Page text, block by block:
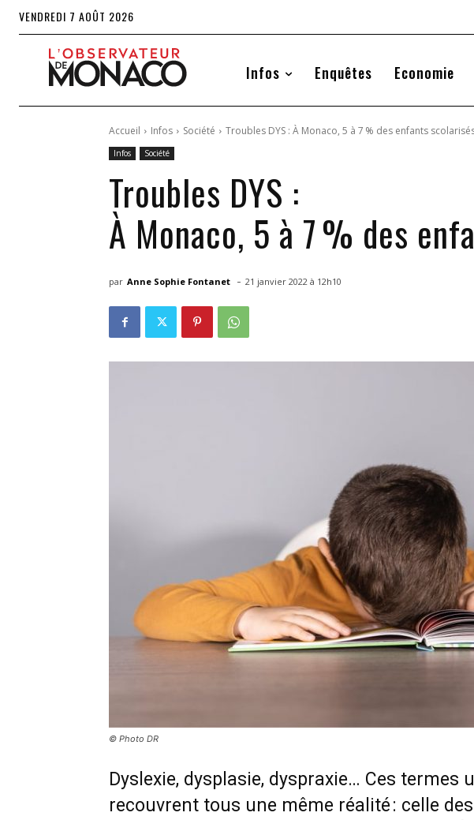
VENDREDI 7 AOÛT 2026
Infos Enquêtes Economie
Accueil Infos Société Troubles DYS : À Monaco, 5 à 7 % des enfants
Infos Société
Troubles DYS :
À Monaco, 5 à 7 % des
par Anne Sophie Fontanet - 21 janvier 2022 à 12h10
© Photo DR
Dyslexie, dysplasie, dyspraxie… Ces termes
recouvrent tous une même réalité : celle